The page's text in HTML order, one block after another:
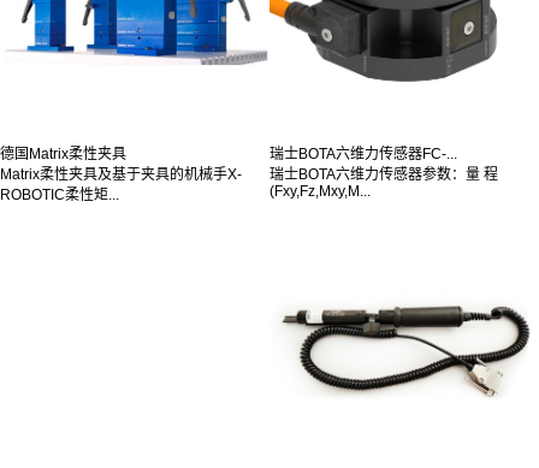
德国Matrix柔性夹具
Matrix柔性夹具及基于夹具的机械手X-
ROBOTIC柔性矩...
瑞士BOTA六维力传感器FC-...
瑞士BOTA六维力传感器参数：量 程
(Fxy,Fz,Mxy,M...